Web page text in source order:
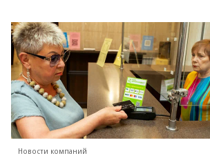
Новости компаний